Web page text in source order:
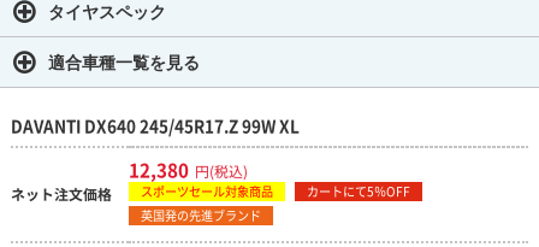
タイヤスペック
適合車種一覧を見る
DAVANTI DX640 245/45R17.Z 99W XL
ネット注文価格
12,380 円(税込)
スポーツセール対象商品
カートにて5％OFF
英国発の先進ブランド